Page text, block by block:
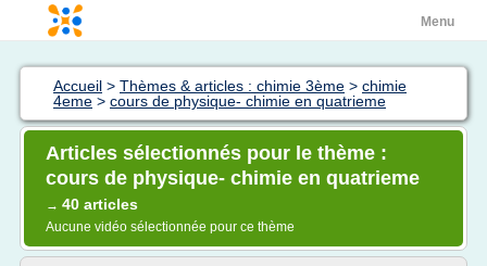
Menu
Accueil > Thèmes & articles : chimie 3ème > chimie
4eme > cours de physique- chimie en quatrieme
Articles sélectionnés pour le thème :
cours de physique- chimie en quatrieme
→ 40 articles
Aucune vidéo sélectionnée pour ce thème